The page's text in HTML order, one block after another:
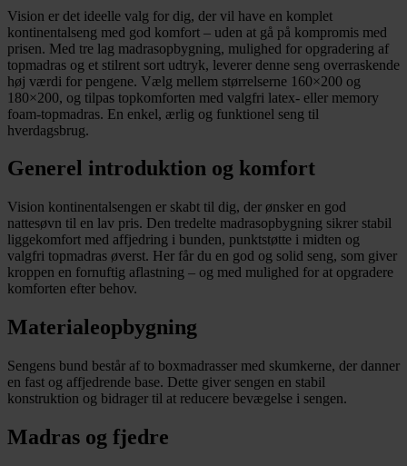
Vision er det ideelle valg for dig, der vil have en komplet
kontinentalseng med god komfort – uden at gå på kompromis med
prisen. Med tre lag madrasopbygning, mulighed for opgradering af
topmadras og et stilrent sort udtryk, leverer denne seng overraskende
høj værdi for pengene. Vælg mellem størrelserne 160×200 og
180×200, og tilpas topkomforten med valgfri latex- eller memory
foam-topmadras. En enkel, ærlig og funktionel seng til
hverdagsbrug.
Generel introduktion og komfort
Vision kontinentalsengen er skabt til dig, der ønsker en god
nattesøvn til en lav pris. Den tredelte madrasopbygning sikrer stabil
liggekomfort med affjedring i bunden, punktstøtte i midten og
valgfri topmadras øverst. Her får du en god og solid seng, som giver
kroppen en fornuftig aflastning – og med mulighed for at opgradere
komforten efter behov.
Materialeopbygning
Sengens bund består af to boxmadrasser med skumkerne, der danner
en fast og affjedrende base. Dette giver sengen en stabil
konstruktion og bidrager til at reducere bevægelse i sengen.
Madras og fjedre